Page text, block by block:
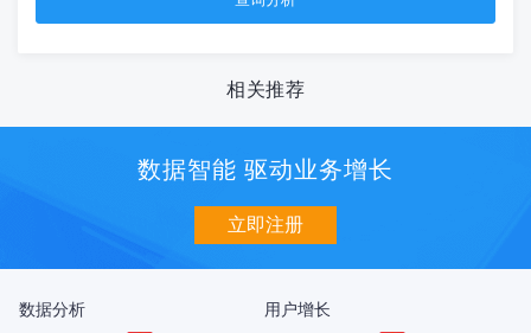
相关推荐
数据智能 驱动业务增长
立即注册
数据分析 用户增长